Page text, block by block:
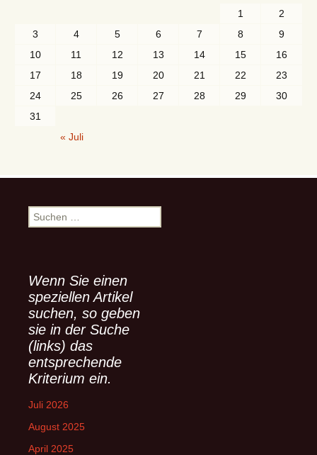
1
2
3
4 5 6 7 8
9
10
11 12 13 14 15
16
17
18 19 20 21 22
23
24
25 26 27 28 29
30
31
« Juli
S
u
e
n
n
a
c
h
:
Wenn Sie einen
speziellen Artikel
suchen, so geben
sie in der Suche
(links) das
entsprechende
Kriterium ein.
Juli 2026
August 2025
April 2025